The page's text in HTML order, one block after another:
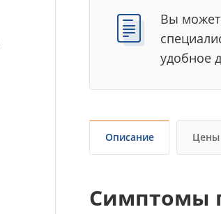
Вы
удобное
Описание Цены
Симптомы